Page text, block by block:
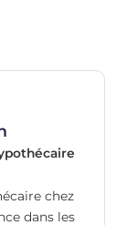
chez
dans les